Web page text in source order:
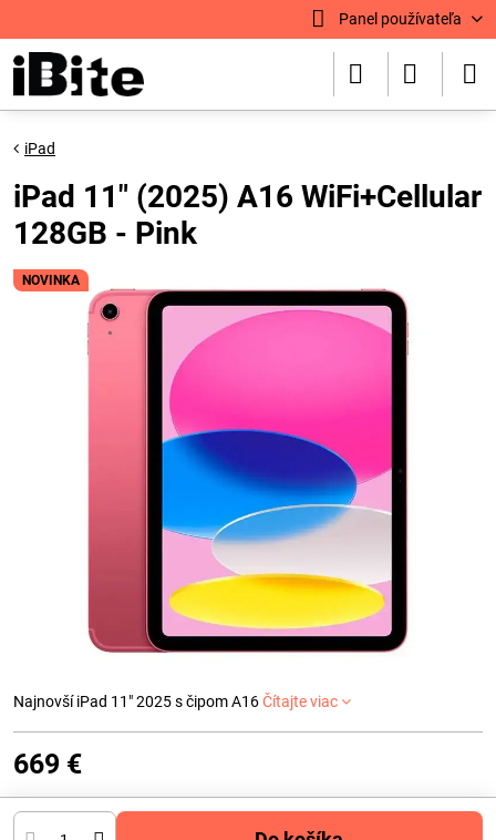
Panel používateľa
NOVINKA
iPad
iPad 11" (2025) A16 WiFi+Cellular
128GB - Pink
Najnovší iPad 11" 2025 s čipom A16Čítajte viac
669 €